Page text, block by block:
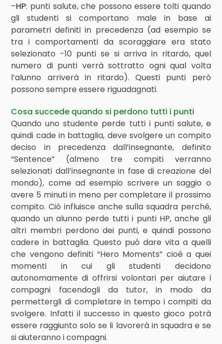
–HP: punti salute, che possono essere tolti quando
gli studenti si comportano male in base ai
parametri definiti in precedenza (ad esempio se
tra i comportamenti da scoraggiare era stato
selezionato -10 punti se si arriva in ritardo, quel
numero di punti verrà sottratto ogni qual volta
l’alunno arriverà in ritardo). Questi punti però
possono sempre essere riguadagnati.
Cosa succede quando si perdono tutti i punti
Quando uno studente perde tutti i punti salute, e
quindi cade in battaglia, deve svolgere un compito
deciso in precedenza dall’insegnante, definito
“Sentence” (almeno tre compiti verranno
selezionati dall’insegnante in fase di creazione del
mondo), come ad esempio scrivere un saggio o
avere 5 minuti in meno per completare il prossimo
compito. Ciò influisce anche sulla squadra perché,
quando un alunno perde tutti i punti HP, anche gli
altri membri perdono dei punti, e quindi possono
cadere in battaglia. Questo può dare vita a quelli
che vengono definiti “Hero Moments” cioè a quei
momenti in cui gli studenti decidono
autonomamente di offrirsi volontari per aiutare i
compagni facendogli da tutor, in modo da
permettergli di completare in tempo i compiti da
svolgere. Infatti il successo in questo gioco potrà
essere raggiunto solo se li lavorerà in squadra e se
si aiuteranno i compagni.